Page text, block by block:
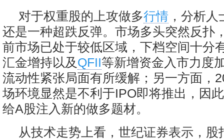
对于权重股的上攻做多行情 ，分析
还是一种超跌反弹。市场多头突然反扑
前市场已处于较低区域，下档空间十分
汇金增持以及 QFII等新增资金入市力度
流动性紧张局面有所缓解；另一方面，
场环境显然是不利于IPO即将推出，因
给A股注入新的做多题材。
从技术走势上看，世纪证券表示，股